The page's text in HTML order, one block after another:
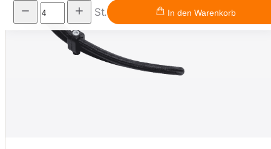
St. In den Warenkorb